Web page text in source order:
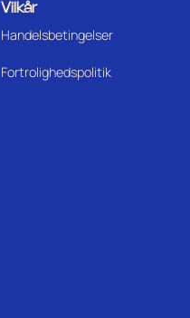
Vilkår
Handelsbetingelser
Fortrolighedspolitik